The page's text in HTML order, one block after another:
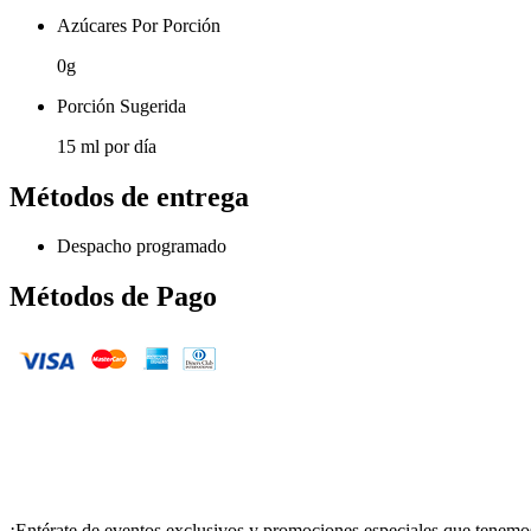
Azúcares Por Porción
0g
Porción Sugerida
15 ml por día
Métodos de entrega
Despacho programado
Métodos de Pago